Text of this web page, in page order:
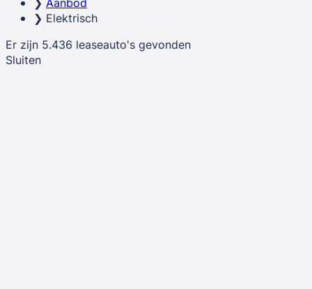
Elektrisch
Er zijn 5.436 leaseauto's gevonden
Sluiten